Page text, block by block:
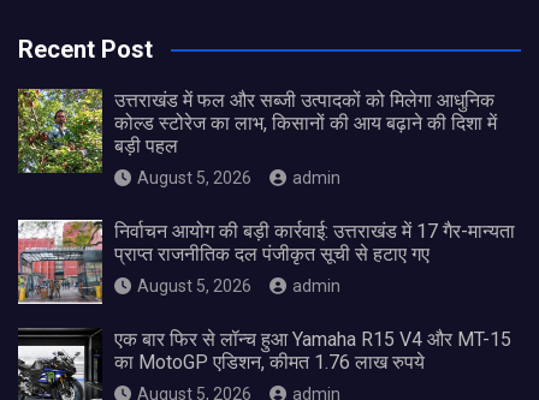
Recent Post
उत्तराखंड में फल और सब्जी उत्पादकों को मिलेगा आधुनिक
कोल्ड स्टोरेज का लाभ, किसानों की आय बढ़ाने की दिशा में
बड़ी पहल
August 5, 2026 admin
निर्वाचन आयोग की बड़ी कार्रवाई: उत्तराखंड में 17 गैर-मान्यता
प्राप्त राजनीतिक दल पंजीकृत सूची से हटाए गए
August 5, 2026 admin
एक बार फिर से लॉन्च हुआ Yamaha R15 V4 और MT-15
का MotoGP एडिशन, कीमत 1.76 लाख रुपये
August 5, 2026 admin